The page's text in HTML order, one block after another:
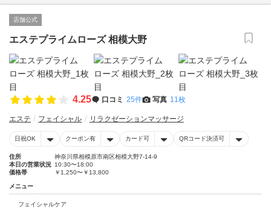
店舗公式
エステプライムローズ 相模大野
4.25 口コミ 25件 写真 11枚
エステ フェイシャル リラクゼーションマッサージ
日祝OK クーポン有 カード可 QRコード決済可
住所
神奈川県相模原市南区相模大野7-14-9
本日の営業状況 10:30〜18:00
価格帯
￥1,250〜￥13,800
メニュー
フェイシャルケア